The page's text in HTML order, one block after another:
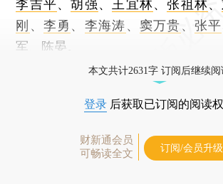
李吉平、胡强、王宜林、张祖林、
刚 、 李勇 、 李海涛、 窦万贵、 张平
军
陈晏
本文共计2631字 订阅后继续阅
登录 后获取已订阅的阅读
财新通会员
可畅读全文
订阅/会员升级